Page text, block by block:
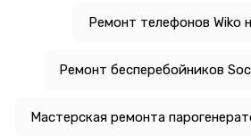
Ремонт телефонов Wiko
Ремонт бесперебойников
Мастерская ремонта